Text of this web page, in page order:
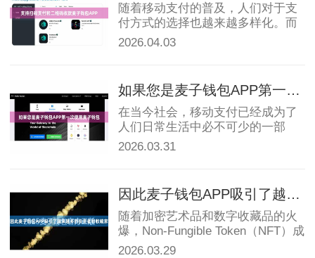
随着移动支付的普及，人们对于支
付方式的选择也越来越多样化。而
随着数字货币的兴起麦子钱包
的数字货币钱...
2026.04.03
如果您是麦子钱包APP第一次使用麦子钱包
在当今社会，移动支付已经成为了
人们日常生活中必不可少的一部
分。而作为一个功能强大、安全可
论是线上购...
2026.03.31
因此麦子钱包APP吸引了越来越多的投资者和收藏家
随着加密艺术品和数字收藏品的火
爆，Non-Fungible Token（NFT）成
为了一个热门话题。NFT是一种基
2026.03.29